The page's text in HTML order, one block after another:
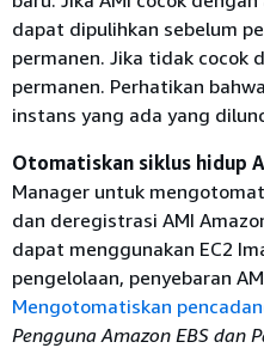
dapat dipulihkan sebelum
permanen. Jika tidak cocok
permanen. Perhatikan
instans yang ada yang
Otomatiskan siklus hidup
Manager untuk
dan deregistrasi AMI
dapat menggunakan EC2
pengelolaan, penyebaran
Mengotomatiskan
Pengguna Amazon EBS dan